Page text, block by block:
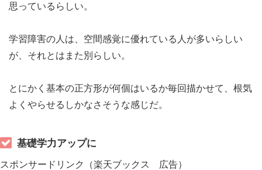
思っているらしい。
学習障害の人は、空間感覚に優れている人が多いらしい
が、それとはまた別らしい。
とにかく基本の正方形が何個はいるか毎回描かせて、根気
よくやらせるしかなさそうな感じだ。
基礎学力アップに
スポンサードリンク（楽天ブックス 広告）